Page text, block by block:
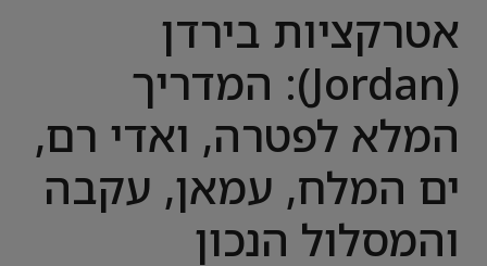
אטרקציות בירדן
(Jordan): המדריך
המלא לפטרה, ואדי רם,
ים המלח, עמאן, עקבה
והמסלול הנכון